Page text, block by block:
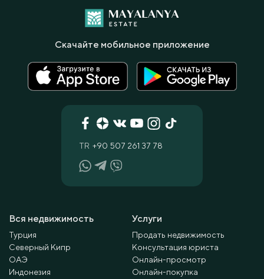
Вся недвижимость
Турция
Северный Кипр
ОАЭ
Индонезия
Услуги
Продать недвижимость
Консультация юриста
Онлайн-просмотр
Онлайн-покупка
TR +90 507 261 37 78
Скачайте мобильное приложение